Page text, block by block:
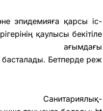
эпидемияға қарсы іс-
қаулысы бекітіле
Бетперде реж